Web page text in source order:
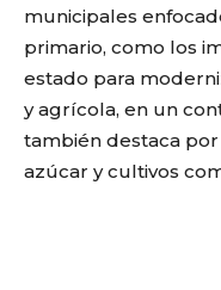
municipales
primario, como los
estado para
y agrícola, en un
también destaca
azúcar y cultivos